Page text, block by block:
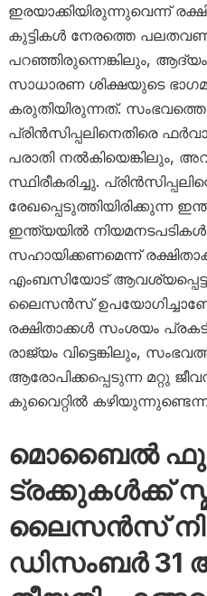
ഇരയാക്കിയിരുന്നുവെന്ന്
കുട്ടികൾ നേരത്തെ
പറഞ്ഞിരുന്നെങ്കിലും,
സാധാരണ ശിക്ഷയുടെ
കരുതിയിരുന്നത്.
പ്രിൻസിപ്പലിനെതിരെ
പരാതി നൽകിയെങ്കിലും,
സ്ഥിരീകരിച്ചു.
രേഖപ്പെടുത്തിയിരിക്കുന്ന
ഇന്ത്യയിൽ നിയമനടപടികൾ
സഹായിക്കണമെന്ന്
എംബസിയോട്
ലൈസൻസ് ഉപയോഗിച്ചാണോ
രക്ഷിതാക്കൾ സംശയം
രാജ്യം വിട്ടെങ്കിലും,
ആരോപിക്കപ്പെടുന്ന മറ്റു
കുവൈറ്റിൽ
മൊബൈൽ
ട്രക്കുകൾക്ക്
ലൈസൻസ്
ഡിസംബർ